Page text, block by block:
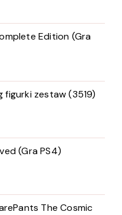
Edition (Gra
figurki zestaw (3519)
(Gra PS4)
The Cosmic